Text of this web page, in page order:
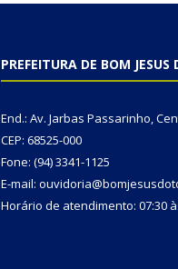
PREFEITURA DE BOM
End.: Av. Jarbas Passarinho,
CEP: 68525-000
Fone: (94) 3341-1125
E-mail:
Horário de atendimento: 07:30